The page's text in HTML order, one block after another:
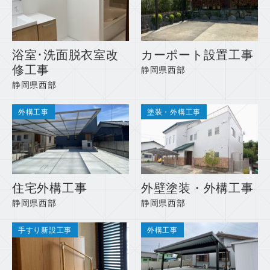
浴室･洗面脱衣室改
修工事
静岡県西部
カーポート設置工事
静岡県西部
住宅外構工事
静岡県西部
外構工事
外壁塗装・外構工事
静岡県西部
塗装・外構工事
手すり新設工事 外構工事